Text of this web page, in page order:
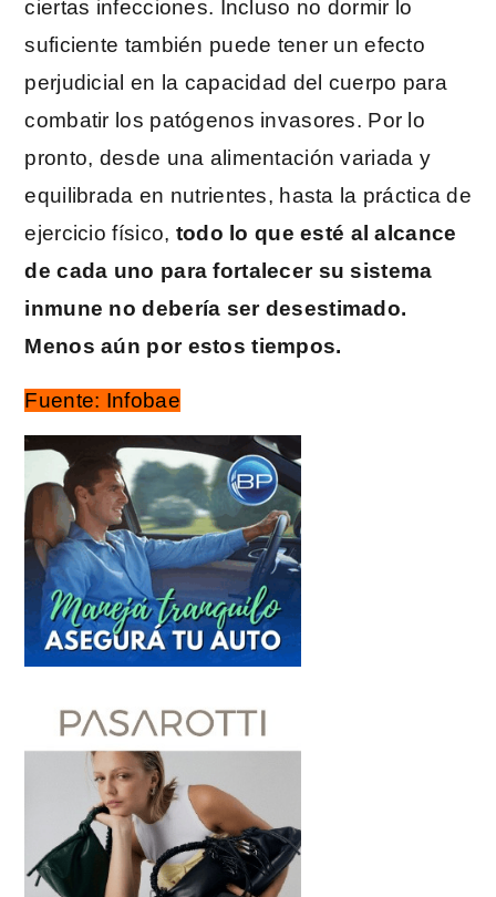
ciertas infecciones. Incluso no dormir lo
suficiente también puede tener un efecto
perjudicial en la capacidad del cuerpo para
combatir los patógenos invasores. Por lo
pronto, desde una alimentación variada y
equilibrada en nutrientes, hasta la práctica de
ejercicio físico, todo lo que esté al alcance
de cada uno para fortalecer su sistema
inmune no debería ser desestimado.
Menos aún por estos tiempos.
Fuente: Infobae